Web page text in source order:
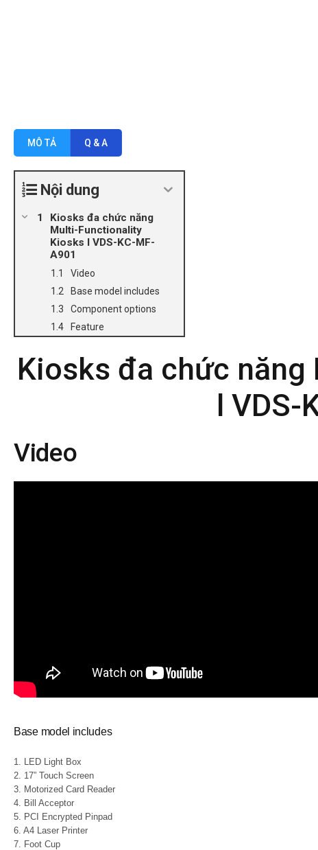
MÔ TẢ Q & A
Nội dung
Kiosks đa chức năng
Multi-Functionality
Kiosks l VDS-KC-MF-
A901
Video
Base model includes
Component options
Feature
Kiosks đa chức
l VDS-
Video
Base model includes
1. LED Light Box
2. 17” Touch Screen
3. Motorized Card Reader
4. Bill Acceptor
5. PCI Encrypted Pinpad
6. A4 Laser Printer
7. Foot Cup